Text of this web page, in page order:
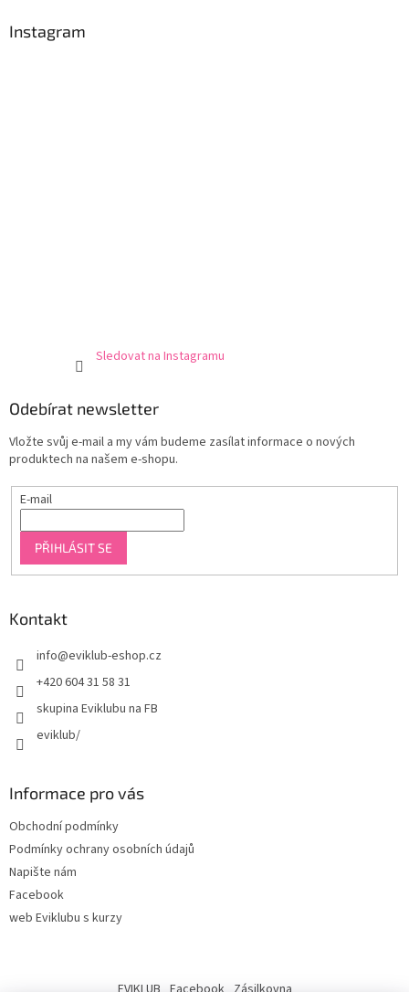
Instagram
Sledovat na Instagramu
Odebírat newsletter
Vložte svůj e-mail a my vám budeme zasílat informace o nových
produktech na našem e-shopu.
E-mail
PŘIHLÁSIT SE
Kontakt
info@eviklub-eshop.cz
+420 604 31 58 31
skupina Eviklubu na FB
eviklub/
Informace pro vás
Obchodní podmínky
Podmínky ochrany osobních údajů
Napište nám
Facebook
web Eviklubu s kurzy